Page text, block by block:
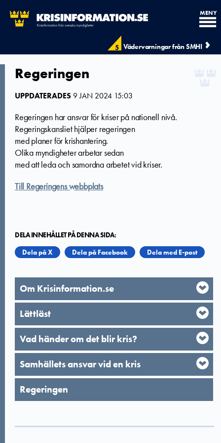
5 Vädervarningar från SMHI
MENY
Regeringen
UPPDATERADES9 JAN 2024 15:03
Regeringen har ansvar för kriser på nationell nivå.
Regeringskansliet hjälper regeringen
med planer för krishantering.
Olika myndigheter arbetar sedan
med att leda och samordna arbetet vid kriser.
Till Regeringens webbplats
DELA INNEHÅLLET PÅ DENNA SIDA:
Dela på X
Dela på Facebook Dela med E-post
Om Krisinformation.se
Lättläst
Vad händer om det blir kris?
Samhällets ansvar vid en kris
Regeringen